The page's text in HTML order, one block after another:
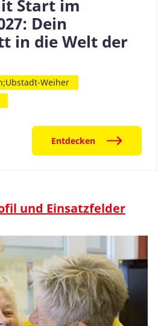
Start im
Dein
in die Welt der
Weiher
Entdecken
und Einsatzfelder